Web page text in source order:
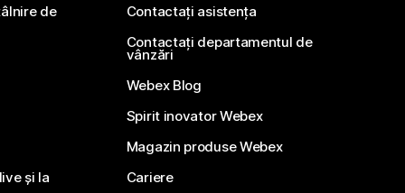
de
și la
Contactați asistența
Contactați departamentul de
vânzări
Webex Blog
Spirit inovator Webex
Magazin produse Webex
Cariere